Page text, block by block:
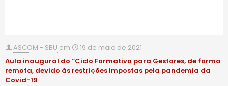
ASCOM - SBU em
19 de maio de 2021
Aula inaugural do “Ciclo Formativo para Gestores, de forma
remota, devido às restrições impostas pela pandemia da
Covid-19